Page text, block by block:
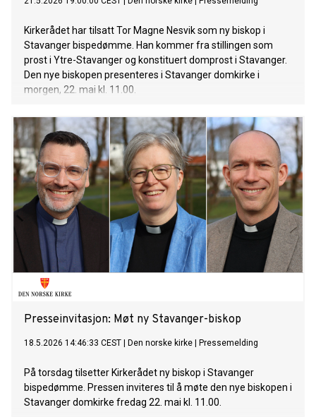
Kirkerådet har tilsatt Tor Magne Nesvik som ny biskop i
Stavanger bispedømme. Han kommer fra stillingen som
prost i Ytre-Stavanger og konstituert domprost i Stavanger.
Den nye biskopen presenteres i Stavanger domkirke i
morgen, 22. mai kl. 11.00.
Presseinvitasjon: Møt ny Stavanger-biskop
18.5.2026 14:46:33 CEST Den norske kirke Pressemelding
På torsdag tilsetter Kirkerådet ny biskop i Stavanger
bispedømme. Pressen inviteres til å møte den nye biskopen i
Stavanger domkirke fredag 22. mai kl. 11.00.